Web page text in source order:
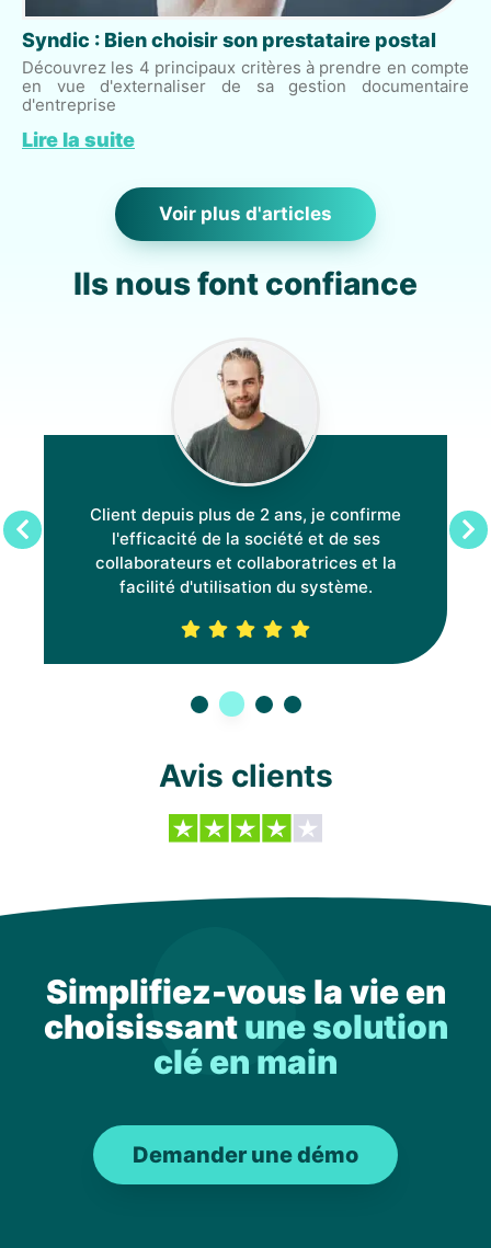
Syndic : Bien choisir son prestataire postal
Découvrez les 4 principaux critères à prendre en compte
en vue d'externaliser de sa gestion documentaire
d'entreprise
Lire la suite
Voir plus d'articles
Ils nous font confiance
Client depuis plus de 2 ans, je confirme
l'efficacité de la société et de ses
collaborateurs et collaboratrices et la
facilité d'utilisation du système.
Avis clients
Simplifiez-vous la vie en
choisissantune solution
clé en main
Demander une démo